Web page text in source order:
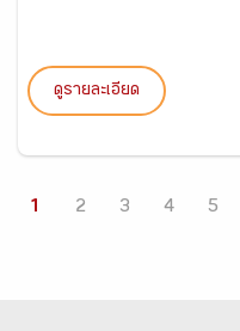
ดูรายละเอียด
1 2 3 4 5